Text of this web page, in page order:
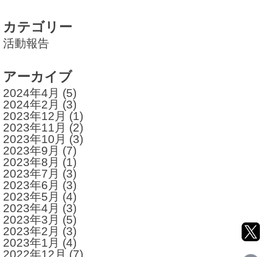
カテゴリー
活動報告
アーカイブ
2024年4月 (5)
2024年2月 (3)
2023年12月 (1)
2023年11月 (2)
2023年10月 (3)
2023年9月 (7)
2023年8月 (1)
2023年7月 (3)
2023年6月 (3)
2023年5月 (4)
2023年4月 (3)
2023年3月 (5)
2023年2月 (3)
2023年1月 (4)